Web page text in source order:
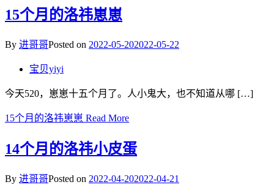
15个月的洛祎崽崽
By 进哥哥Posted on 2022-05-202022-05-22
宝贝yiyi
今天520，崽崽十五个月了。人小鬼大，也不知道从哪 […]
15个月的洛祎崽崽 Read More
14个月的洛祎小皮蛋
By 进哥哥Posted on 2022-04-202022-04-21